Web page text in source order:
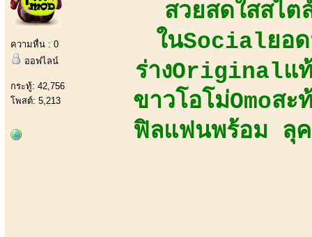
ความหื่น : 0
ออฟไลน์
กระทู้: 42,756
โพสต์: 5,213
สวยสดใสสไ
ในSocialยอด
ร่างOriginalแ
ขาวโอโม่Omoส
ฟิลแฟนพร้อม ลุค